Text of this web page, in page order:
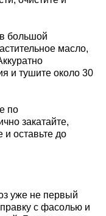
большой
масло,
и тушите около 30
по
закатайте,
и оставьте до
уже не первый
с фасолью и